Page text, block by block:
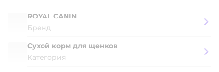
ROYAL CANIN
Бренд
Сухой корм для щенков
Категория